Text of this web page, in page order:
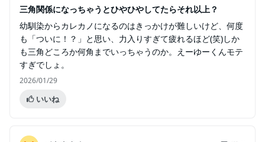
三角関係になっちゃうとひやひやしてたらそれ以上？
幼馴染からカレカノになるのはきっかけが難しいけど、何度
も「ついに！？」と思い、力入りすぎて疲れるほど(笑)しか
も三角どころか何角までいっちゃうのか。えーゆーくんモテ
すぎでしょ。
2026/01/29
いいね